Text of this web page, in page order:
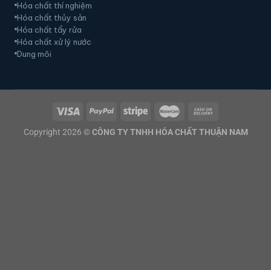
Hóa chất thí nghiệm
Hóa chất thủy sản
Hóa chất tẩy rửa
Hóa chất xử lý nước
Dung môi
Copyright 2026 © CÔNG TY TNHH HÓA CHẤT THUẬN NAM